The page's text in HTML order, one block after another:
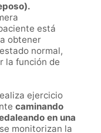
está
obtener
normal,
la función de
ejercicio
caminando
en una
monitorizan la